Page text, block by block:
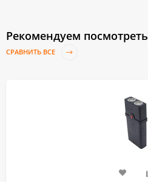
Рекомендуем посмотреть
СРАВНИТЬ ВСЕ